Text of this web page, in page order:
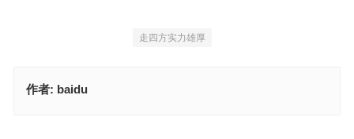
走四方实力雄厚
作者: baidu